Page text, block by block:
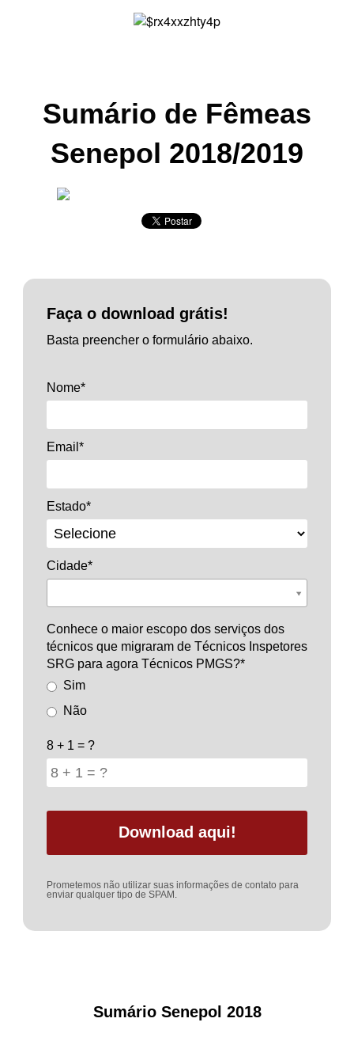
Sumário de Fêmeas
Senepol 2018/2019
Faça o download grátis!
Basta preencher o formulário abaixo.
Nome*
Email*
Estado*
Cidade*
Conhece o maior escopo dos serviços dos
técnicos que migraram de Técnicos Inspetores
SRG para agora Técnicos PMGS?*
Sim
Não
8 + 1 = ?
Prometemos não utilizar suas informações de contato para
enviar qualquer tipo de SPAM.
Sumário Senepol 2018